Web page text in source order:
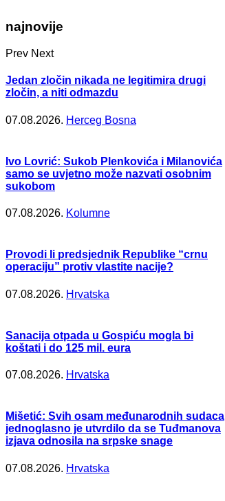
najnovije
Prev Next
Jedan zločin nikada ne legitimira drugi
zločin, a niti odmazdu
07.08.2026. Herceg Bosna
Ivo Lovrić: Sukob Plenkovića i Milanovića
samo se uvjetno može nazvati osobnim
sukobom
07.08.2026. Kolumne
Provodi li predsjednik Republike “crnu
operaciju” protiv vlastite nacije?
07.08.2026. Hrvatska
Sanacija otpada u Gospiću mogla bi
koštati i do 125 mil. eura
07.08.2026. Hrvatska
Mišetić: Svih osam međunarodnih sudaca
jednoglasno je utvrdilo da se Tuđmanova
izjava odnosila na srpske snage
07.08.2026. Hrvatska